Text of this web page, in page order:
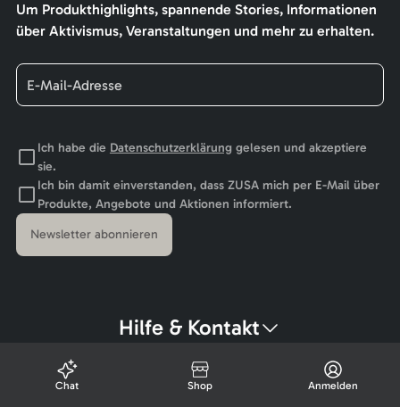
Um Produkthighlights, spannende Stories, Informationen
über Aktivismus, Veranstaltungen und mehr zu erhalten.
Ich habe die Datenschutzerklärunggelesen und akzeptiere
sie.
Ich bin damit einverstanden, dass ZUSA mich per E-Mail über
Produkte, Angebote und Aktionen informiert.
Newsletter abonnieren
Hilfe & Kontakt
Chat Shop Anmelden